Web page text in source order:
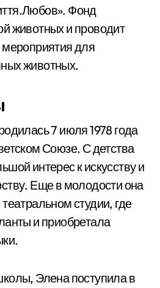
Фонд
животных и проводит
для
животных.
7 июля 1978 года
Союзе. С детства
интерес к искусству и
Еще в молодости она
студии, где
и приобретала
Элена поступила в